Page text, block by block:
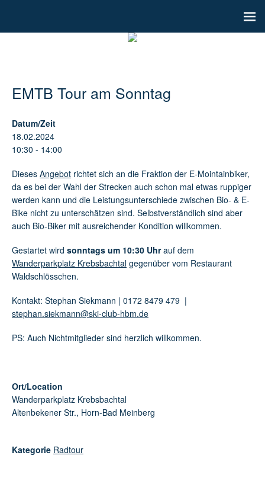
EMTB Tour am Sonntag
Datum/Zeit
18.02.2024
10:30 - 14:00
Dieses Angebot richtet sich an die Fraktion der E-Mointainbiker,
da es bei der Wahl der Strecken auch schon mal etwas ruppiger
werden kann und die Leistungsunterschiede zwischen Bio- & E-
Bike nicht zu unterschätzen sind. Selbstverständlich sind aber
auch Bio-Biker mit ausreichender Kondition willkommen.
Gestartet wird sonntags um 10:30 Uhrauf dem
Wanderparkplatz Krebsbachtal gegenüber vom Restaurant
Waldschlösschen.
Kontakt: Stephan Siekmann | 0172 8479 479 |
stephan.siekmann@ski-club-hbm.de
PS: Auch Nichtmitglieder sind herzlich willkommen.
Ort/Location
Wanderparkplatz Krebsbachtal
Altenbekener Str., Horn-Bad Meinberg
Kategorie Radtour